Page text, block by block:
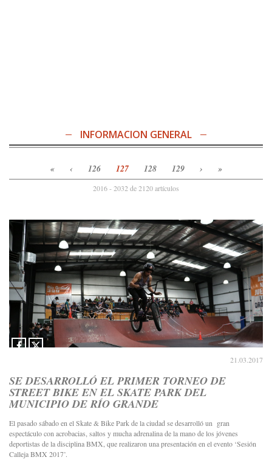
INFORMACION GENERAL
« ‹ 126 127 128 129 › »
2016 - 2032 de 2120 artículos
21.03.2017
SE DESARROLLÓ EL PRIMER TORNEO DE
STREET BIKE EN EL SKATE PARK DEL
MUNICIPIO DE RÍO GRANDE
El pasado sábado en el Skate & Bike Park de la ciudad se desarrolló un gran
espectáculo con acrobacias, saltos y mucha adrenalina de la mano de los jóvenes
deportistas de la disciplina BMX, que realizaron una presentación en el evento ‘Sesión
Calleja BMX 2017’.